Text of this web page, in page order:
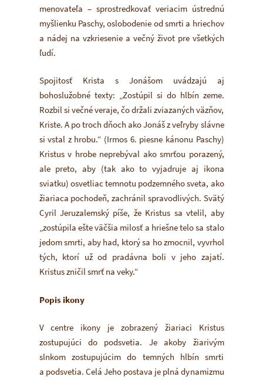
menovateľa – sprostredkovať veriacim ústrednú
myšlienku Paschy, oslobodenie od smrti a hriechov
a nádej na vzkriesenie a večný život pre všetkých
ľudí.
Spojitosť Krista s Jonášom uvádzajú aj
bohoslužobné texty: „Zostúpil si do hlbín zeme.
Rozbil si večné veraje, čo držali zviazaných väzňov,
Kriste. A po troch dňoch ako Jonáš z veľryby slávne
si vstal z hrobu.“ (Irmos 6. piesne kánonu Paschy)
Kristus v hrobe neprebýval ako smrťou porazený,
ale preto, aby (tak ako to vyjadruje aj ikona
sviatku) osvetliac temnotu podzemného sveta, ako
žiariaca pochodeň, zachránil spravodlivých. Svätý
Cyril Jeruzalemský píše, že Kristus sa vtelil, aby
„zostúpila ešte väčšia milosť a hriešne telo sa stalo
jedom smrti, aby had, ktorý sa ho zmocnil, vyvrhol
tých, ktorí už od pradávna boli v jeho zajatí.
Kristus zničil smrť na veky.“
Popis ikony
V centre ikony je zobrazený žiariaci Kristus
zostupujúci do podsvetia. Je akoby žiarivým
slnkom zostupujúcim do temných hlbín smrti
a podsvetia. Celá Jeho postava je plná dynamizmu